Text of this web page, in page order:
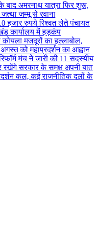
बाद अमरनाथ यात्रा फिर शुरू,
जम्मू से रवाना
हजार रुपये रिश्वत लेते पंचायत
कार्यालय में हड़कंप
मजदूरों का हल्लाबोल,
को महाप्रदर्शन का आह्वान
मंच ने जारी की 11 सदस्यीय
रखेंगे सरकार के समक्ष अपनी बात
कल, कई राजनीतिक दलों के